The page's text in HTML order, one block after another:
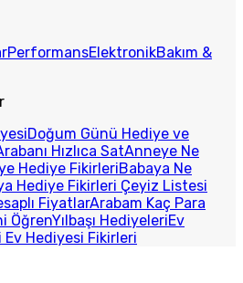
PerformansElektronikBakım &
Doğum Günü Hediye ve
Hızlıca SatAnneye Ne
Hediye FikirleriBabaya Ne
Hediye Fikirleri Çeyiz Listesi
FiyatlarArabam Kaç Para
ÖğrenYılbaşı HediyeleriEv
Ev Hediyesi Fikirleri